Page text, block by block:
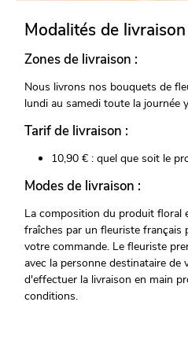
Modalités de livraison
Zones de livraison :
Nous livrons nos bouquets de
lundi au samedi toute la journée
Tarif de livraison :
10,90 € : quel que soit le
Modes de livraison :
La composition du produit floral
fraîches par un fleuriste français
votre commande. Le fleuriste
avec la personne destinataire de
d'effectuer la livraison en main
conditions.